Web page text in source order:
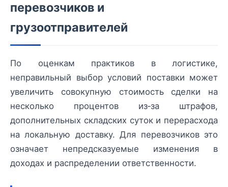
перевозчиков и
грузоотправителей
По оценкам практиков в логистике,
неправильный выбор условий поставки может
увеличить совокупную стоимость сделки на
несколько процентов из‑за штрафов,
дополнительных складских суток и перерасхода
на локальную доставку. Для перевозчиков это
означает непредсказуемые изменения в
доходах и распределении ответственности.